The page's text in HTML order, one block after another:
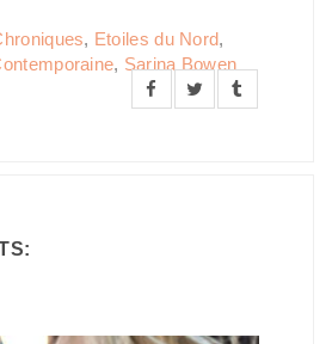
, Etoiles du Nord,
, Sarina Bowen